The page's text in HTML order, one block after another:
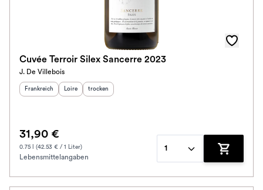
Cuvée Terroir Silex Sancerre 2023
J. De Villebois
Herkunftsland
Frankreich Herkunftsregion:
Loire Geschmack
trocken
31,90 €
0.75 l (42.53 € / 1 Liter)
Lebensmittelangaben
1
Zum